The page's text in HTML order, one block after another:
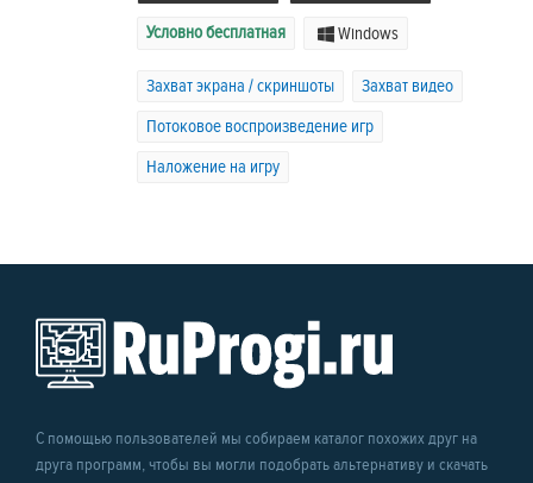
Условно бесплатная Windows
Захват экрана / скриншоты
Захват видео
Потоковое воспроизведение игр
Наложение на игру
С помощью пользователей мы собираем каталог похожих друг на
друга программ, чтобы вы могли подобрать альтернативу и скачать